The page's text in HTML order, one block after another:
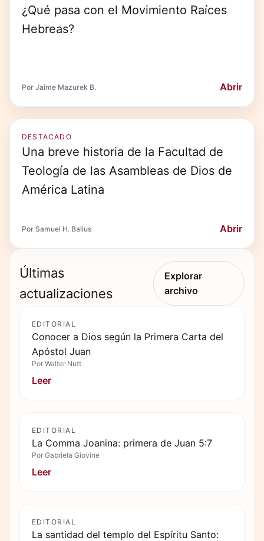
¿Qué pasa con el Movimiento Raíces
Hebreas?
Por Jaime Mazurek B. Abrir
DESTACADO
Una breve historia de la Facultad de
Teología de las Asambleas de Dios de
América Latina
Por Samuel H. Balius Abrir
Últimas
actualizaciones
Explorar
archivo
EDITORIAL
Conocer a Dios según la Primera Carta del
Apóstol Juan
Por Walter Nutt
Leer
EDITORIAL
La Comma Joanina: primera de Juan 5:7
Por Gabriela Giovine
Leer
EDITORIAL
La santidad del templo del Espíritu Santo: